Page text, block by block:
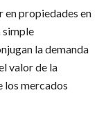
en propiedades en
simple
la demanda
valor de la
los mercados